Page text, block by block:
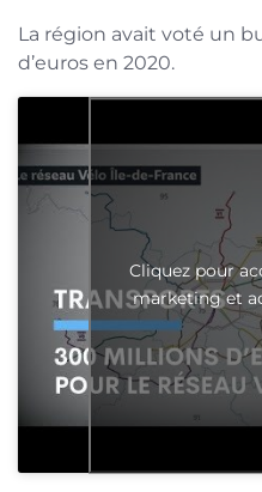
La région avait voté un
d’euros en 2020.
Cliquez pour
marketing et